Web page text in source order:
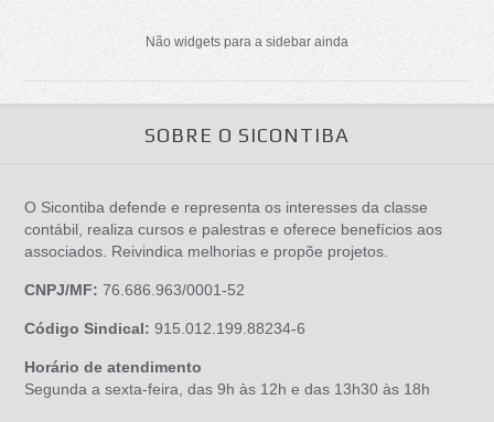
Não widgets para a sidebar ainda
SOBRE O SICONTIBA
O Sicontiba defende e representa os interesses da classe
contábil, realiza cursos e palestras e oferece benefícios aos
associados. Reivindica melhorias e propõe projetos.
CNPJ/MF: 76.686.963/0001-52
Código Sindical: 915.012.199.88234-6
Horário de atendimento
Segunda a sexta-feira, das 9h às 12h e das 13h30 às 18h